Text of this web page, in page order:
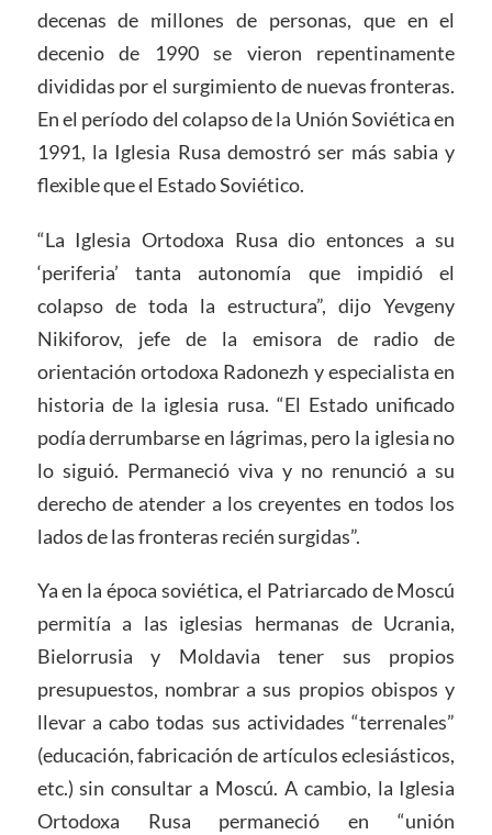
decenas de millones de personas, que en el
decenio de 1990 se vieron repentinamente
divididas por el surgimiento de nuevas fronteras.
En el período del colapso de la Unión Soviética en
1991, la Iglesia Rusa demostró ser más sabia y
flexible que el Estado Soviético.
“La Iglesia Ortodoxa Rusa dio entonces a su
‘periferia’ tanta autonomía que impidió el
colapso de toda la estructura”, dijo Yevgeny
Nikiforov, jefe de la emisora de radio de
orientación ortodoxa Radonezh y especialista en
historia de la iglesia rusa. “El Estado unificado
podía derrumbarse en lágrimas, pero la iglesia no
lo siguió. Permaneció viva y no renunció a su
derecho de atender a los creyentes en todos los
lados de las fronteras recién surgidas”.
Ya en la época soviética, el Patriarcado de Moscú
permitía a las iglesias hermanas de Ucrania,
Bielorrusia y Moldavia tener sus propios
presupuestos, nombrar a sus propios obispos y
llevar a cabo todas sus actividades “terrenales”
(educación, fabricación de artículos eclesiásticos,
etc.) sin consultar a Moscú. A cambio, la Iglesia
Ortodoxa Rusa permaneció en “unión